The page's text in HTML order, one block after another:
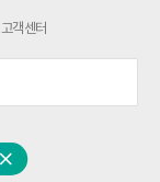
닫기
고객센터